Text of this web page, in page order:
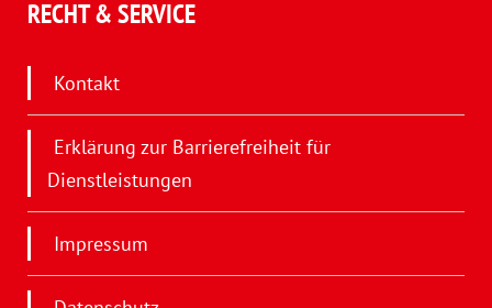
RECHT & SERVICE
Kontakt
Erklärung zur Barrierefreiheit für
Dienstleistungen
Impressum